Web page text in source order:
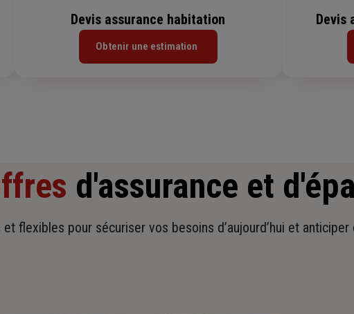
Devis assurance habitation
Obtenir une estimation
Devis
d'assurance et
flexibles pour sécuriser vos besoins d’aujourd’hui et anticiper